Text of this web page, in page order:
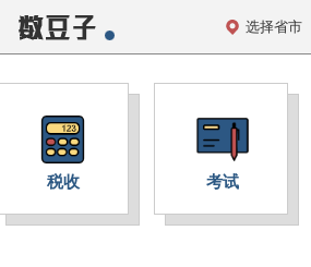
选择省市
税收 考试